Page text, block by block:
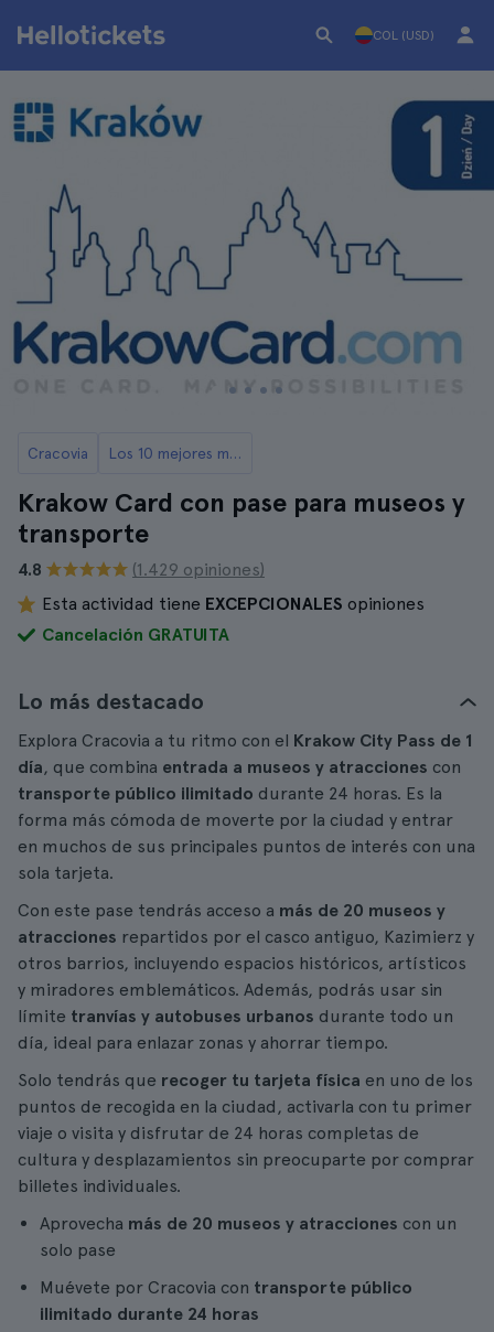
COL (USD)
Cracovia Los 10 mejores museos de Cracovia
Krakow Card con pase para museos y
transporte
4.8
(1.429 opiniones)
Esta actividad tiene EXCEPCIONALES opiniones
Cancelación GRATUITA
Lo más destacado
Explora Cracovia a tu ritmo con el Krakow City Pass de 1
día, que combina entrada a museos y atracciones con
transporte público ilimitado durante 24 horas. Es la
forma más cómoda de moverte por la ciudad y entrar
en muchos de sus principales puntos de interés con una
sola tarjeta.
Con este pase tendrás acceso a más de 20 museos y
atracciones repartidos por el casco antiguo, Kazimierz y
otros barrios, incluyendo espacios históricos, artísticos
y miradores emblemáticos. Además, podrás usar sin
límite tranvías y autobuses urbanos durante todo un
día, ideal para enlazar zonas y ahorrar tiempo.
Solo tendrás que recoger tu tarjeta física en uno de los
puntos de recogida en la ciudad, activarla con tu primer
viaje o visita y disfrutar de 24 horas completas de
cultura y desplazamientos sin preocuparte por comprar
billetes individuales.
Aprovecha más de 20 museos y atracciones con un
solo pase
Muévete por Cracovia con transporte público
ilimitado durante 24 horas